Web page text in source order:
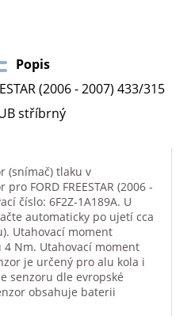
Popis
(2006 - 2007) 433/315
stříbrný
(snímač) tlaku v
FORD FREESTAR (2006 -
číslo: 6F2Z-1A189A. U
automaticky po ujetí cca
Utahovací moment
Nm. Utahovací moment
je určený pro alu kola i
senzoru dle evropské
obsahuje baterii